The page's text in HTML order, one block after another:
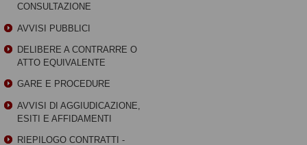
CONSULTAZIONE
AVVISI PUBBLICI
DELIBERE A CONTRARRE O
ATTO EQUIVALENTE
GARE E PROCEDURE
AVVISI DI AGGIUDICAZIONE,
ESITI E AFFIDAMENTI
RIEPILOGO CONTRATTI -